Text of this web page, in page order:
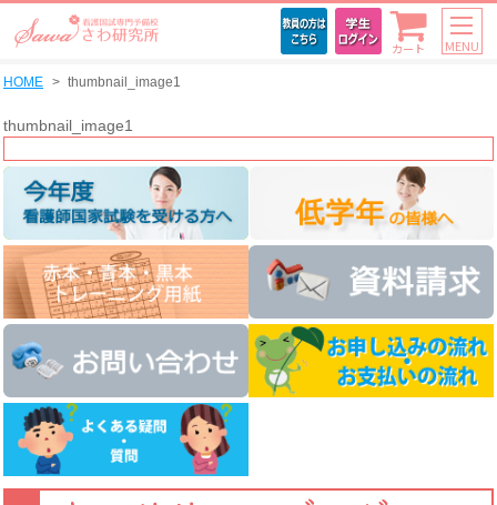
カート MENU
HOME thumbnail_image1
thumbnail_image1